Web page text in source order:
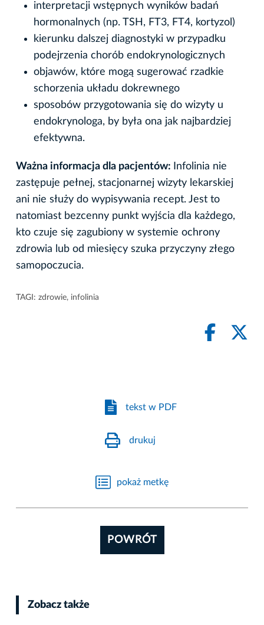
interpretacji wstępnych wyników badań
hormonalnych (np. TSH, FT3, FT4, kortyzol)
kierunku dalszej diagnostyki w przypadku
podejrzenia chorób endokrynologicznych
objawów, które mogą sugerować rzadkie
schorzenia układu dokrewnego
sposobów przygotowania się do wizyty u
endokrynologa, by była ona jak najbardziej
efektywna.
Ważna informacja dla pacjentów:
Infolinia nie
zastępuje pełnej, stacjonarnej wizyty lekarskiej
ani nie służy do wypisywania recept. Jest to
natomiast bezcenny punkt wyjścia dla każdego,
kto czuje się zagubiony w systemie ochrony
zdrowia lub od miesięcy szuka przyczyny złego
samopoczucia.
TAGI: zdrowie, infolinia
tekst w PDF
drukuj
pokaż metkę
POWRÓT
Zobacz także